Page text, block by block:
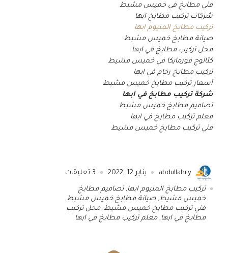
فني مطابخ في خميس مشيط
شركات تركيب مطابخ ابها
تركيب مطابخ المنيوم ابها
صيانة مطابخ خميس مشيط
محل تركيب مطابخ في ابها
كتالوج فورمايكا في خميس مشيط
تركيب مطابخ رخام في ابها
أسعار تركيب مطابخ خميس مشيط
شركة تركيب مطابخ في ابها
تصاميم مطابخ خميس مشيط
معلم تركيب مطابخ في ابها
فني تركيب مطابخ خميس مشيط
abdullahry يناير 12, 2022 3 تعليقات
تركيب مطابخ المنيوم ابها ,تصاميم مطابخ
خميس مشيط, صيانة مطابخ خميس مشيط,
فني تركيب مطابخ خميس مشيط,محل تركيب
مطابخ في ابها ,معلم تركيب مطابخ في ابها